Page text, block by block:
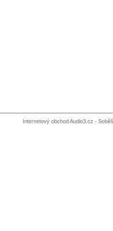
Internetový obchod Audio3.cz -